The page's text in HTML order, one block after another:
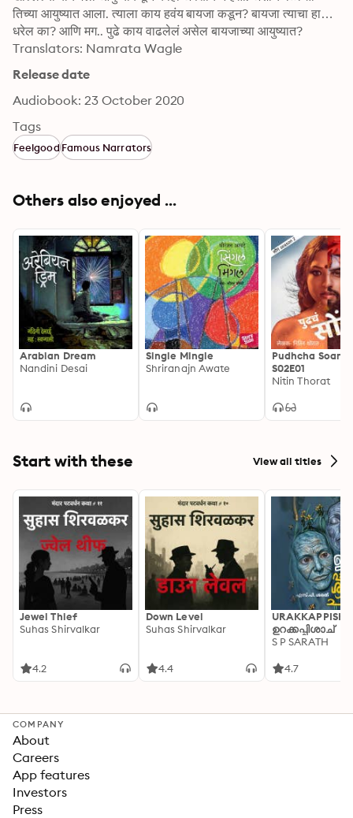
तिच्या आयुष्यात आला. त्याला काय हवंय बायजा कडून? बायजा त्याचा हात
धरेल का? आणि मग.. पुढे काय वाढलेलं असेल बायजाच्या आयुष्यात?
Translators: Namrata Wagle
Release date
Audiobook: 23 October 2020
Tags
FeelgoodFamous Narrators
Others also enjoyed ...
Arabian Dream
Nandini Desai
Single Mingle
Shriranajn Awate
Pudhcha Soang
S02E01
Nitin Thorat
Start with these View all titles
Jewel Thief
Suhas Shirvalkar
4.2
Down Level
Suhas Shirvalkar
4.4
ഉറക്കപ്പിശാച്
S P SARATH
4.7
COMPANY
About
Careers
App features
Investors
Press